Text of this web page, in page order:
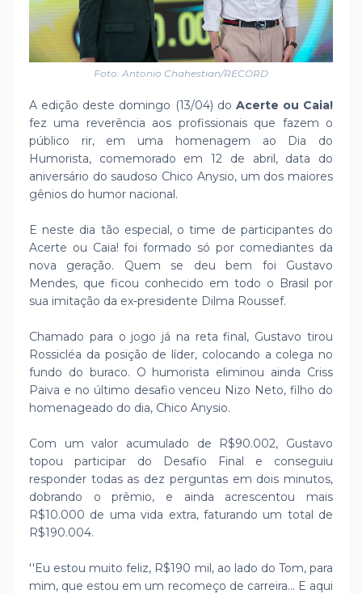
Foto: Antonio Chahestian/RECORD
A edição deste domingo (13/04) do Acerte ou Caia!
fez uma reverência aos profissionais que fazem o
público rir, em uma homenagem ao Dia do
Humorista, comemorado em 12 de abril, data do
aniversário do saudoso Chico Anysio, um dos maiores
gênios do humor nacional.
E neste dia tão especial, o time de participantes do
Acerte ou Caia! foi formado só por comediantes da
nova geração. Quem se deu bem foi Gustavo
Mendes, que ficou conhecido em todo o Brasil por
sua imitação da ex-presidente Dilma Roussef.
Chamado para o jogo já na reta final, Gustavo tirou
Rossicléa da posição de líder, colocando a colega no
fundo do buraco. O humorista eliminou ainda Criss
Paiva e no último desafio venceu Nizo Neto, filho do
homenageado do dia, Chico Anysio.
Com um valor acumulado de R$90.002, Gustavo
topou participar do Desafio Final e conseguiu
responder todas as dez perguntas em dois minutos,
dobrando o prêmio, e ainda acrescentou mais
R$10.000 de uma vida extra, faturando um total de
R$190.004.
''Eu estou muito feliz, R$190 mil, ao lado do Tom, para
mim, que estou em um recomeço de carreira... E aqui